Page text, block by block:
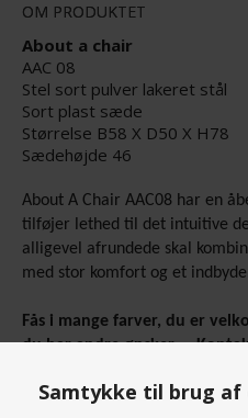
Samtykke til brug af
OM PRODUKTET
About a chair
AAC 08
Stel sort pulver lakeret stål
Sort plast sæde
Størrelse B58 X D50 X H78
Sædehøjde 46
About A Chair AAC08 har en
tilføjer lethed til det intuitive
alligevel afrundede skal
med stor komfort og et
Fås i mange farver, du er
du har andre ønsker –
udvalg.
Læs mere om produktet